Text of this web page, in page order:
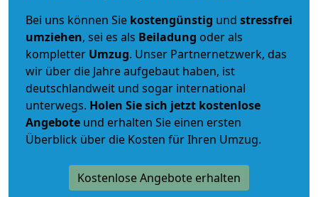
Bei uns können Sie kostengünstig und stressfrei
umziehen, sei es als Beiladung oder als
kompletter Umzug. Unser Partnernetzwerk, das
wir über die Jahre aufgebaut haben, ist
deutschlandweit und sogar international
unterwegs. Holen Sie sich jetzt kostenlose
Angebote und erhalten Sie einen ersten
Überblick über die Kosten für Ihren Umzug.
Kostenlose Angebote erhalten